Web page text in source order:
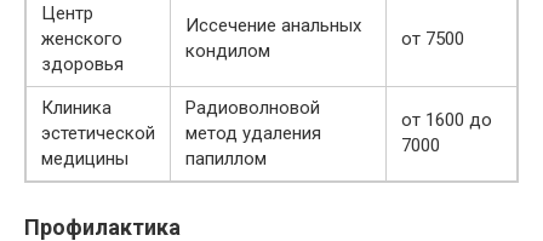
Центр
женского
здоровья
Иссечение анальных
кондилом
от 7500
Клиника
эстетической
медицины
Радиоволновой
метод удаления
папиллом
от 1600 до
7000
Профилактика